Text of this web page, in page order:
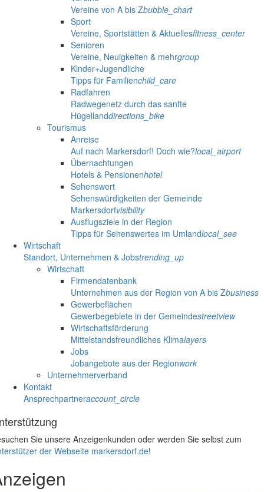
Vereine von A bis Zbubble_chart
Sport
Vereine, Sportstätten & Aktuellesfitness_center
Senioren
Vereine, Neuigkeiten & mehrgroup
Kinder+Jugendliche
Tipps für Familienchild_care
Radfahren
Radwegenetz durch das sanfte
Hügellanddirections_bike
Tourismus
Anreise
Auf nach Markersdorf! Doch wie?local_airport
Übernachtungen
Hotels & Pensionenhotel
Sehenswert
Sehenswürdigkeiten der Gemeinde
Markersdorfvisibility
Ausflugsziele in der Region
Tipps für Sehenswertes im Umlandlocal_see
Wirtschaft
Standort, Unternehmen & Jobstrending_up
Wirtschaft
Firmendatenbank
Unternehmen aus der Region von A bis Zbusiness
Gewerbeflächen
Gewerbegebiete in der Gemeindestreetview
Wirtschaftsförderung
Mittelstandsfreundliches Klimalayers
Jobs
Jobangebote aus der Regionwork
Unternehmerverband
Kontakt
Ansprechpartneraccount_circle
Sie unsere Anzeigenkunden oder werden Sie selbst zum
der Webseite markersdorf.de!